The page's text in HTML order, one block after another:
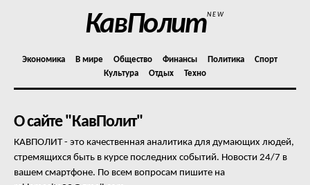
Контакты
КавПолитNEW
Экономика В мире Общество Финансы Политика
Спорт
Культура
Отдых Техно
О сайте "КавПолит"
КАВПОЛИТ - это качественная аналитика для думающих людей,
стремящихся быть в курсе последних событий. Новости 24/7 в
вашем смартфоне. По всем вопросам пишите на